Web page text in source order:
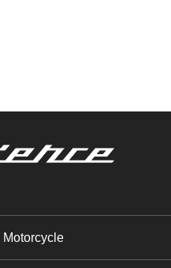
Motorcycle